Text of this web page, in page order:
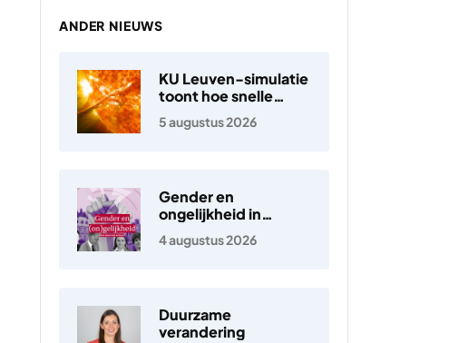
ANDER NIEUWS
KU Leuven-simulatie
toont hoe snelle
elektronen in de
zonnewind ontstaan
5 augustus 2026
Gender en
ongelijkheid in
Nederland
4 augustus 2026
Duurzame
verandering